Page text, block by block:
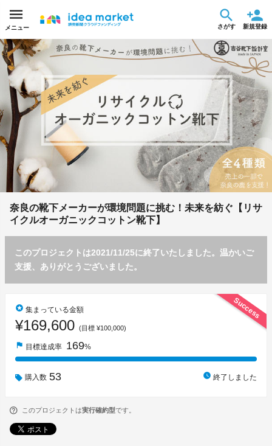
メニュー さがす 新規登録
奈良の靴下メーカーが環境問題に挑む！未来を紡ぐ【リサ
イクルオーガニックコットン靴下】
このプロジェクトは2021/11/25に終了いたしました。温かいご
支援、ありがとうございました。
Success
stars 集まっている金額
¥169,600 (目標 ¥100,000)
flag 目標達成率 169%
購入数 53 watch_later 終了しました
このプロジェクトは実行確約型です。